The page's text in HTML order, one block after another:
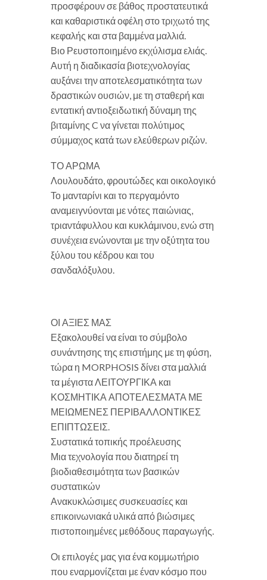
προσφέρουν σε βάθος προστατευτικά
και καθαριστικά οφέλη στο τριχωτό της
κεφαλής και στα βαμμένα μαλλιά.
Βιο Ρευστοποιημένο εκχύλισμα ελιάς.
Αυτή η διαδικασία βιοτεχνολογίας
αυξάνει την αποτελεσματικότητα των
δραστικών ουσιών, με τη σταθερή και
εντατική αντιοξειδωτική δύναμη της
βιταμίνης C να γίνεται πολύτιμος
σύμμαχος κατά των ελεύθερων ριζών.
ΤΟ ΑΡΩΜΑ
Λουλουδάτο, φρουτώδες και οικολογικό
Το μανταρίνι και το περγαμόντο
αναμειγνύονται με νότες παιώνιας,
τριαντάφυλλου και κυκλάμινου, ενώ στη
συνέχεια ενώνονται με την οξύτητα του
ξύλου του κέδρου και του
σανδαλόξυλου.
ΟΙ ΑΞΙΕΣ ΜΑΣ
Εξακολουθεί να είναι το σύμβολο
συνάντησης της επιστήμης με τη φύση,
τώρα η MORPHOSIS δίνει στα μαλλιά
τα μέγιστα ΛΕΙΤΟΥΡΓΙΚΑ και
ΚΟΣΜΗΤΙΚΑ ΑΠΟΤΕΛΕΣΜΑΤΑ ΜΕ
ΜΕΙΩΜΕΝΕΣ ΠΕΡΙΒΑΛΛΟΝΤΙΚΕΣ
ΕΠΙΠΤΩΣΕΙΣ.
Συστατικά τοπικής προέλευσης
Μια τεχνολογία που διατηρεί τη
βιοδιαθεσιμότητα των βασικών
συστατικών
Ανακυκλώσιμες συσκευασίες και
επικοινωνιακά υλικά από βιώσιμες
πιστοποιημένες μεθόδους παραγωγής.
Οι επιλογές μας για ένα κομμωτήριο
που εναρμονίζεται με έναν κόσμο που